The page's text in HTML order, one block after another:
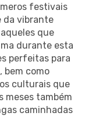
festivais
da vibrante
que
durante esta
perfeitas para
bem como
culturais que
meses também
caminhadas